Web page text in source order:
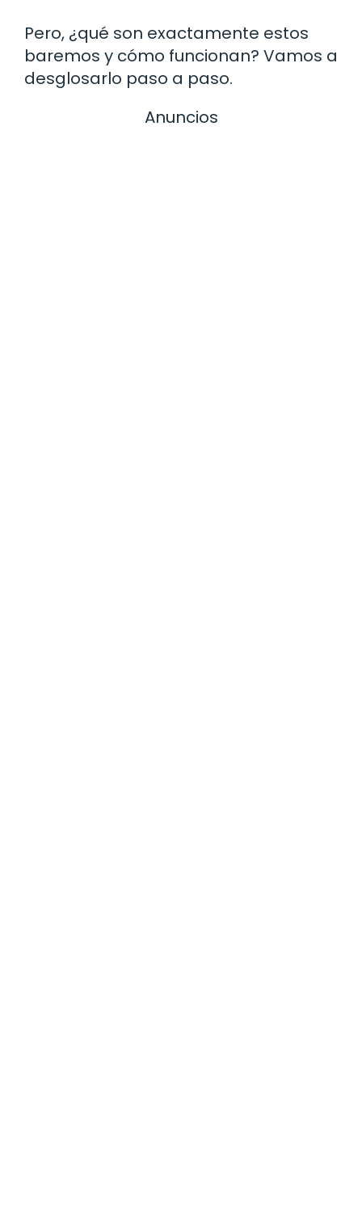
Pero, ¿qué son exactamente estos
baremos y cómo funcionan? Vamos a
desglosarlo paso a paso.
Anuncios